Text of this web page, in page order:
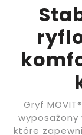
Gryf
wyposażony
które